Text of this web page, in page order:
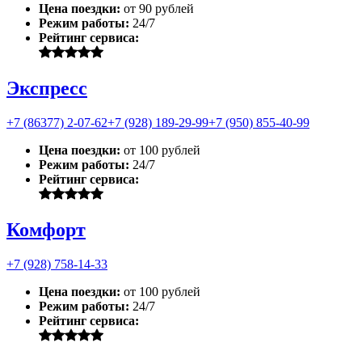
Цена поездки: от 90 рублей
Режим работы: 24/7
Рейтинг сервиса:
Экспресс
+7 (86377) 2-07-62+7 (928) 189-29-99+7 (950) 855-40-99
Цена поездки: от 100 рублей
Режим работы: 24/7
Рейтинг сервиса:
Комфорт
+7 (928) 758-14-33
Цена поездки: от 100 рублей
Режим работы: 24/7
Рейтинг сервиса: